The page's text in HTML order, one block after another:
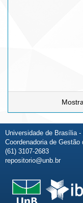
Universidade de Brasília
Coordenadoria de
(61) 3107-2683
repositorio@unb.br